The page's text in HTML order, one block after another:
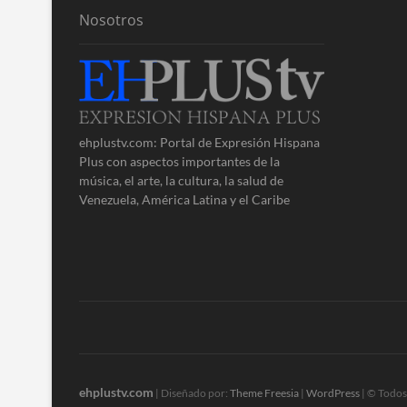
Nosotros
ehplustv.com: Portal de Expresión Hispana
Plus con aspectos importantes de la
música, el arte, la cultura, la salud de
Venezuela, América Latina y el Caribe
ehplustv.com | Diseñado por: Theme Freesia | WordPress | ©